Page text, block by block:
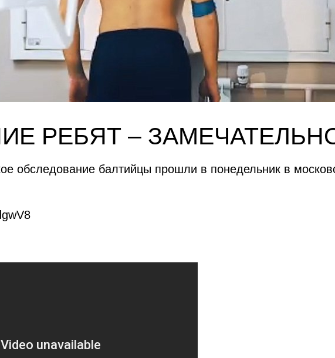
РЕБЯТ –
обследование балтийцы прошли в понедельник в